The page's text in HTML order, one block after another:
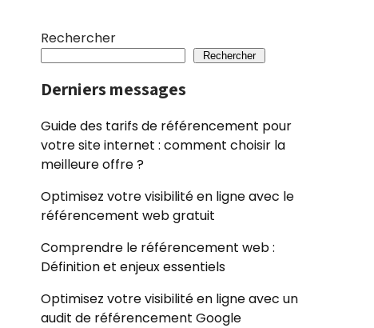
Rechercher
Rechercher
Derniers messages
Guide des tarifs de référencement pour
votre site internet : comment choisir la
meilleure offre ?
Optimisez votre visibilité en ligne avec le
référencement web gratuit
Comprendre le référencement web :
Définition et enjeux essentiels
Optimisez votre visibilité en ligne avec un
audit de référencement Google